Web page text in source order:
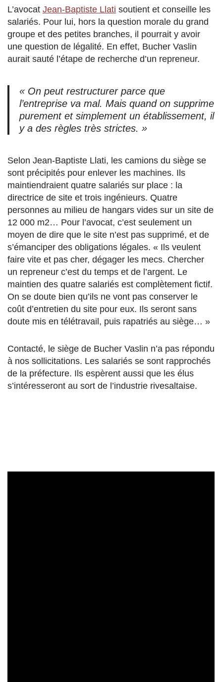
L’avocat Jean-Baptiste Llati soutient et conseille les
salariés. Pour lui, hors la question morale du grand
groupe et des petites branches, il pourrait y avoir
une question de légalité. En effet, Bucher Vaslin
aurait sauté l’étape de recherche d’un repreneur.
« On peut restructurer parce que
l’entreprise va mal. Mais quand on supprime
purement et simplement un établissement, il
y a des règles très strictes. »
Selon Jean-Baptiste Llati, les camions du siège se
sont précipités pour enlever les machines. Ils
maintiendraient quatre salariés sur place : la
directrice de site et trois ingénieurs. Quatre
personnes au milieu de hangars vides sur un site de
12 000 m2… Pour l’avocat, c’est seulement un
moyen de dire que le site n’est pas supprimé, et de
s’émanciper des obligations légales. « Ils veulent
faire vite et pas cher, dégager les mecs. Chercher
un repreneur c’est du temps et de l’argent. Le
maintien des quatre salariés est complètement fictif.
On se doute bien qu’ils ne vont pas conserver le
coût d’entretien du site pour eux. Ils seront sans
doute mis en télétravail, puis rapatriés au siège… »
Contacté, le siège de Bucher Vaslin n’a pas répondu
à nos sollicitations. Les salariés se sont rapprochés
de la préfecture. Ils espèrent aussi que les élus
s’intéresseront au sort de l’industrie rivesaltaise.